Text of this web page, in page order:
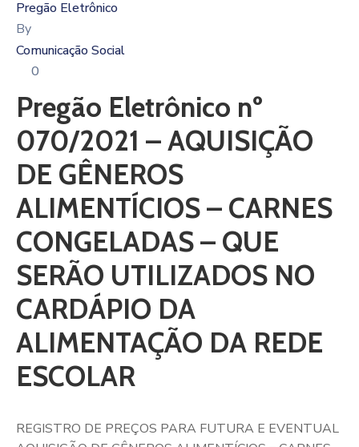
Pregão Eletrônico
By
Comunicação Social
0
Pregão Eletrônico nº
070/2021 – AQUISIÇÃO
DE GÊNEROS
ALIMENTÍCIOS – CARNES
CONGELADAS – QUE
SERÃO UTILIZADOS NO
CARDÁPIO DA
ALIMENTAÇÃO DA REDE
ESCOLAR
REGISTRO DE PREÇOS PARA FUTURA E EVENTUAL